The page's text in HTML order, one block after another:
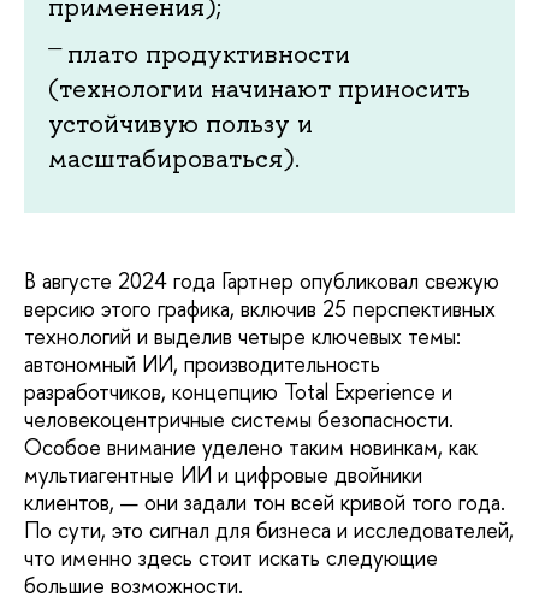
плато продуктивности
(технологии начинают приносить
устойчивую пользу и
масштабироваться).
В августе 2024 года Гартнер опубликовал свежую
версию этого графика, включив 25 перспективных
технологий и выделив четыре ключевых темы:
автономный ИИ, производительность
разработчиков, концепцию Total Experience и
человекоцентричные системы безопасности.
Особое внимание уделено таким новинкам, как
мультиагентные ИИ и цифровые двойники
клиентов, — они задали тон всей кривой того года.
По сути, это сигнал для бизнеса и исследователей,
что именно здесь стоит искать следующие
большие возможности.